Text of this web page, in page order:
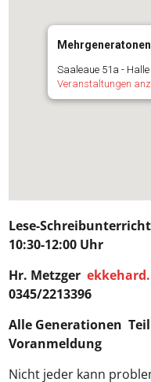
Saaleaue 51a - Halle
Veranstaltungen
Lese-
10:30-12:00 Uhr
Hr. Metzger
0345/2213396
Alle Generationen
Voranmeldung
Nicht jeder kann